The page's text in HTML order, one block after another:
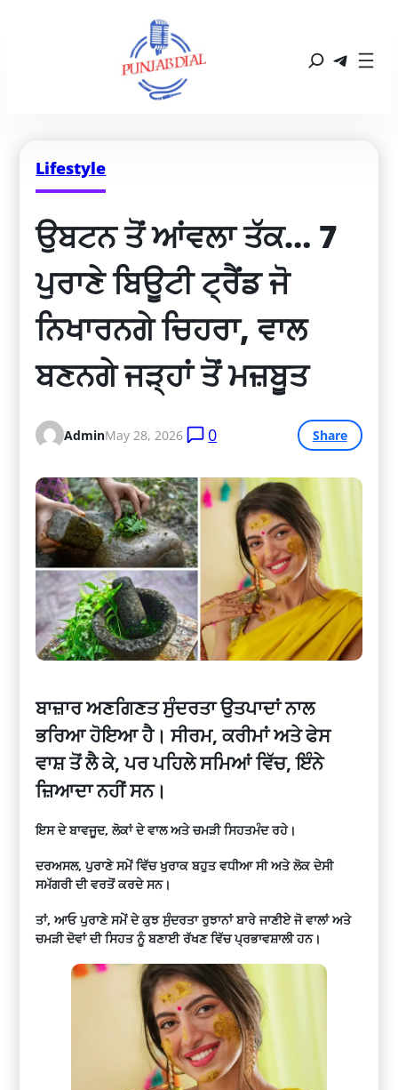
Lifestyle
ਉਬਟਨ ਤੋਂ ਆਂਵਲਾ ਤੱਕ… 7
ਪੁਰਾਣੇ ਬਿਊਟੀ ਟ੍ਰੈਂਡ ਜੋ
ਨਿਖਾਰਨਗੇ ਚਿਹਰਾ, ਵਾਲ
ਬਣਨਗੇ ਜੜ੍ਹਾਂ ਤੋਂ ਮਜ਼ਬੂਤ ​​
AdminMay 28, 2026 0 Share
ਬਾਜ਼ਾਰ ਅਣਗਿਣਤ ਸੁੰਦਰਤਾ ਉਤਪਾਦਾਂ ਨਾਲ
ਭਰਿਆ ਹੋਇਆ ਹੈ। ਸੀਰਮ, ਕਰੀਮਾਂ ਅਤੇ ਫੇਸ
ਵਾਸ਼ ਤੋਂ ਲੈ ਕੇ, ਪਰ ਪਹਿਲੇ ਸਮਿਆਂ ਵਿੱਚ, ਇੰਨੇ
ਜ਼ਿਆਦਾ ਨਹੀਂ ਸਨ।
ਇਸ ਦੇ ਬਾਵਜੂਦ, ਲੋਕਾਂ ਦੇ ਵਾਲ ਅਤੇ ਚਮੜੀ ਸਿਹਤਮੰਦ ਰਹੇ।
ਦਰਅਸਲ, ਪੁਰਾਣੇ ਸਮੇਂ ਵਿੱਚ ਖੁਰਾਕ ਬਹੁਤ ਵਧੀਆ ਸੀ ਅਤੇ ਲੋਕ ਦੇਸੀ
ਸਮੱਗਰੀ ਦੀ ਵਰਤੋਂ ਕਰਦੇ ਸਨ।
ਤਾਂ, ਆਓ ਪੁਰਾਣੇ ਸਮੇਂ ਦੇ ਕੁਝ ਸੁੰਦਰਤਾ ਰੁਝਾਨਾਂ ਬਾਰੇ ਜਾਣੀਏ ਜੋ ਵਾਲਾਂ ਅਤੇ
ਚਮੜੀ ਦੋਵਾਂ ਦੀ ਸਿਹਤ ਨੂੰ ਬਣਾਈ ਰੱਖਣ ਵਿੱਚ ਪ੍ਰਭਾਵਸ਼ਾਲੀ ਹਨ।